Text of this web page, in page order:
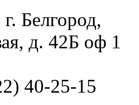
Белгород,
д. 42Б оф 1
40-25-15